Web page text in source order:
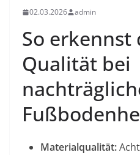
02.03.2026 admin
So erkennst
Qualität bei
Materialqualität: